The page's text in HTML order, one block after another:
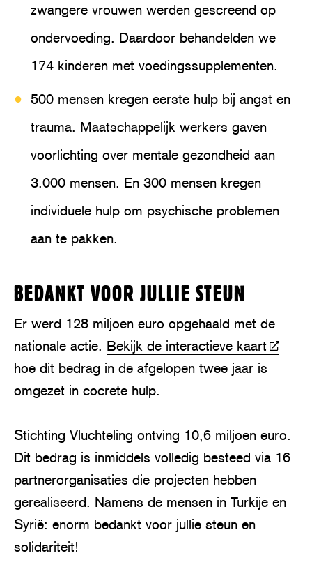
zwangere vrouwen werden gescreend op
ondervoeding. Daardoor behandelden we
174 kinderen met voedingssupplementen.
500 mensen kregen eerste hulp bij angst en
trauma. Maatschappelijk werkers gaven
voorlichting over mentale gezondheid aan
3.000 mensen. En 300 mensen kregen
individuele hulp om psychische problemen
aan te pakken.
BEDANKT VOOR JULLIE STEUN
Er werd 128 miljoen euro opgehaald met de
nationale actie. Bekijk de interactieve kaart
hoe dit bedrag in de afgelopen twee jaar is
omgezet in cocrete hulp.
Stichting Vluchteling ontving 10,6 miljoen euro.
Dit bedrag is inmiddels volledig besteed via 16
partnerorganisaties die projecten hebben
gerealiseerd. Namens de mensen in Turkije en
Syrië: enorm bedankt voor jullie steun en
solidariteit!